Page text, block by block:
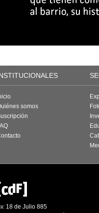
somos
18 de Julio 885